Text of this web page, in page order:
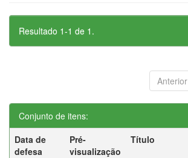
Resultado 1-1 de 1.
Anterior
Conjunto de itens:
Data de
defesa
Pré-
visualização
Título